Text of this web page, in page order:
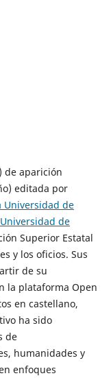
de aparición
editada por
Universidad de
Universidad de
Superior Estatal
y los oficios. Sus
de su
la plataforma Open
en castellano,
ha sido
de
humanidades y
enfoques